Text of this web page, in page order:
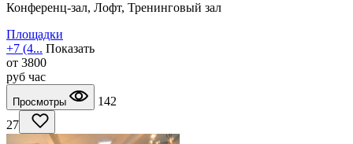
Конференц-зал, Лофт, Тренинговый зал
Площадки
+7 (4... Показать
от 3800
руб час
Просмотры
142
27